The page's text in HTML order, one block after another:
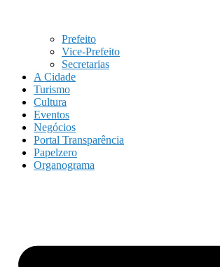
Prefeito
Vice-Prefeito
Secretarias
A Cidade
Turismo
Cultura
Eventos
Negócios
Portal Transparência
Papelzero
Organograma